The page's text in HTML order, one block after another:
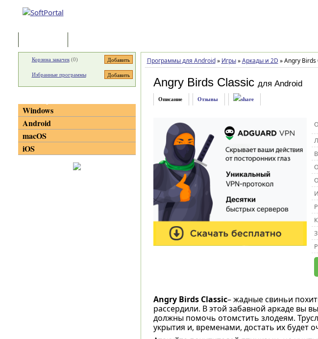
Программы для Android » Игры » Аркады и 2D »Angry Birds
Angry Birds Classic для Android
Описание Отзывы
Angry Birds Classic– жадные свиньи
рассердили. В этой забавной аркаде вы
должны помочь отомстить злодеям.
укрытия и, временами, достать их будет
Корзина закачек(0)
Избранные программы
Windows
Android
macOS
iOS